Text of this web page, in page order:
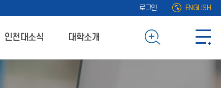
로그인 ENGLISH
인천대소식 대학소개